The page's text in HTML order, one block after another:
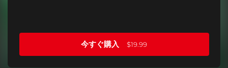
今すぐ購入 $19.99